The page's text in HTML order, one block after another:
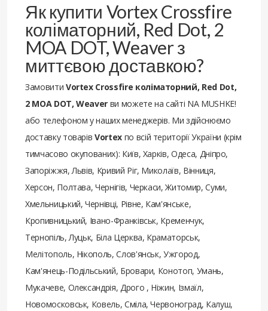
Як купити Vortex Crossfire
коліматорний, Red Dot, 2
MOA DOT, Weaver з
миттєвою доставкою?
Замовити Vortex Crossfire коліматорний, Red Dot,
2 MOA DOT, Weaver ви можете на сайті NA MUSHKE!
або телефоном у наших менеджерів. Ми здійснюємо
доставку товарівVortex по всій території України (крім
тимчасово окупованих): Київ, Харків, Одеса, Дніпро,
Запоріжжя, Львів, Кривий Ріг, Миколаїв, Вінниця,
Херсон, Полтава, Чернігів, Черкаси, Житомир, Суми,
Хмельницький, Чернівці, Рівне, Кам'янське,
Кропивницький, Івано-Франківськ, Кременчук,
Тернопіль, Луцьк, Біла Церква, Краматорськ,
Мелітополь, Нікополь, Слов'янськ, Ужгород,
Кам'янець-Подільський, Бровари, Конотоп, Умань,
Мукачеве, Олександрія, Дрого , Ніжин, Ізмаїл,
Новомосковськ, Ковель, Сміла, Червоноград, Калуш,